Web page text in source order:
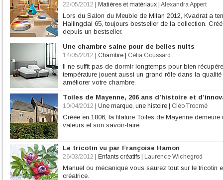
22/05/2012 Matières et matériaux Alexandra Appert
Lors du Salon du Meuble de Milan 2012, Kvadrat a
Hallingdal 65, toujours bestseller de la collection.
depuis un bestseller.
Une chambre saine pour de belles nuits
14/05/2012 Chambre Célia Goussard
Il ne suffit pas de dormir longtemps pour bien
température jouent aussi un grand rôle dans la
améliorer votre chambre.
Toiles de Mayenne, 206 ans d’histoire et
10/04/2012 Une marque, une histoire Cléo Trocmé
Créée en 1806, la filature Toiles de Mayenne
valeurs et son savoir-faire.
Le tricotin vu par Françoise Hamon
26/03/2012 Enfants créatifs Laurence Wichegrod
Manuel ou mécanique vous saurez tout sur le tricotin
créatrice.